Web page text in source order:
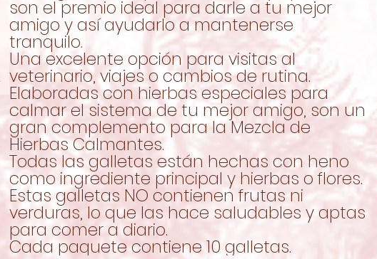
son el premio ideal para darle a tu mejor
amigo y así ayudarlo a mantenerse
tranquilo.
Una excelente opción para visitas al
veterinario, viajes o cambios de rutina.
Elaboradas con hierbas especiales para
calmar el sistema de tu mejor amigo, son un
gran complemento para la Mezcla de
Hierbas Calmantes.
Todas las galletas están hechas con heno
como ingrediente principal y hierbas o flores.
Estas galletas NO contienen frutas ni
verduras, lo que las hace saludables y aptas
para comer a diario.
Cada paquete contiene 10 galletas.